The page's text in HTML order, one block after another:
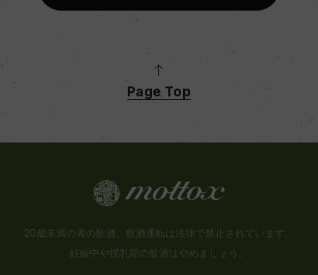
Page Top
20歳未満の者の飲酒、飲酒運転は法律で禁止されています。
妊娠中や授乳期の飲酒はやめましょう。